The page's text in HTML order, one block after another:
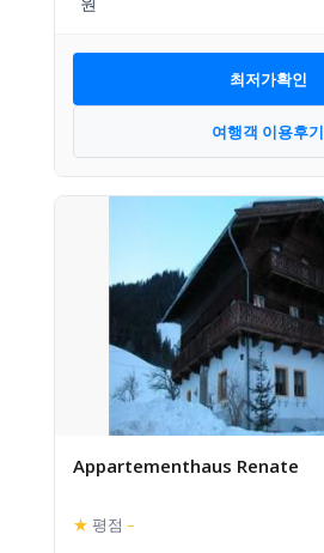
최저가확인
여행객 이용후기
Appartementhaus Renate
★ 평점 –